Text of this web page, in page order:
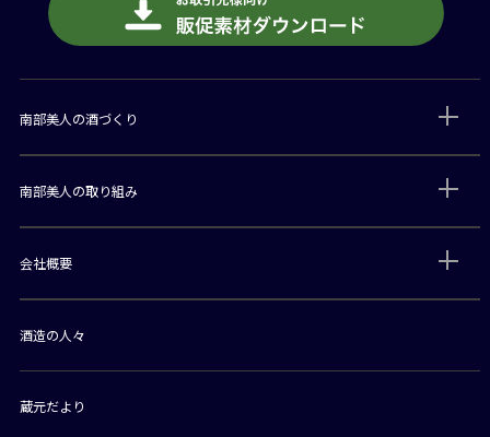
南部美人の酒づくり
南部美人の取り組み
会社概要
酒造の人々
蔵元だより